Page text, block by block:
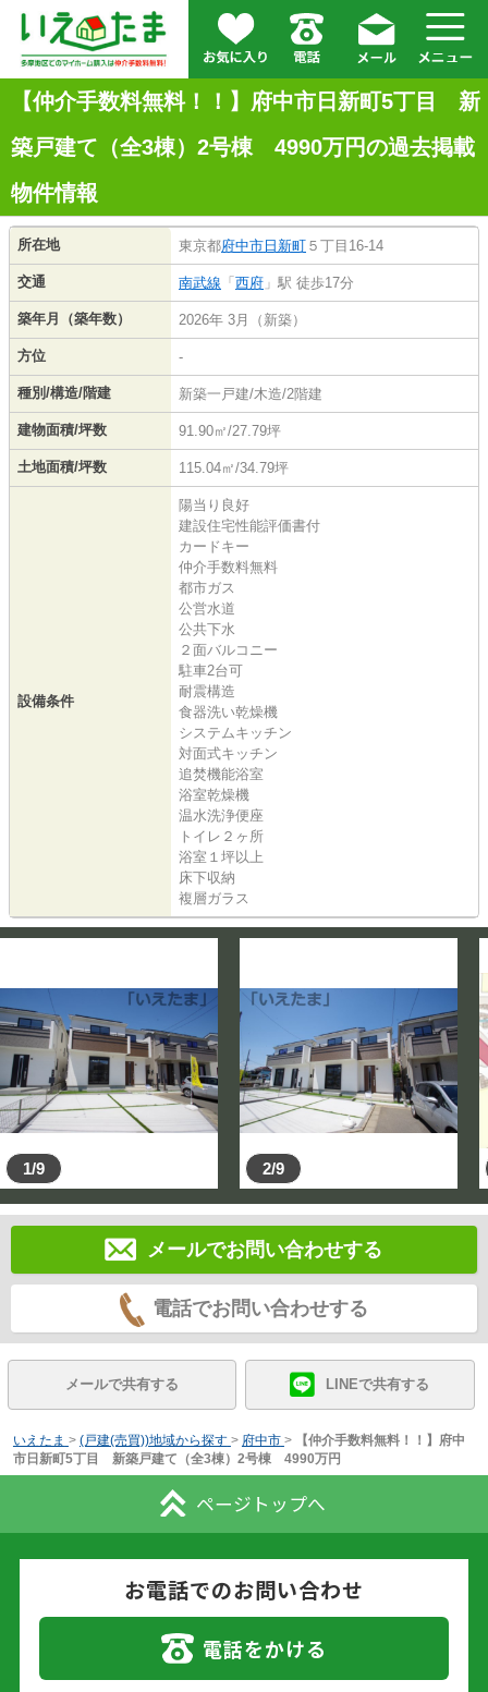
【仲介手数料無料！！】府中市日新町5丁目 新
築戸建て（全3棟）2号棟 4990万円の過去掲載
物件情報
所在地 東京都府中市 日新町 ５丁目16-14
交通 南武線 「 西府 」駅 徒歩17分
築年月（築年数） 2026年 3月（新築）
方位 -
種別/構造/階建 新築一戸建/木造/2階建
建物面積/坪数 91.90㎡/27.79坪
土地面積/坪数 115.04㎡/34.79坪
設備条件
陽当り良好
建設住宅性能評価書付
カードキー
仲介手数料無料
都市ガス
公営水道
公共下水
２面バルコニー
駐車2台可
耐震構造
食器洗い乾燥機
システムキッチン
対面式キッチン
追焚機能浴室
浴室乾燥機
温水洗浄便座
トイレ２ヶ所
浴室１坪以上
床下収納
複層ガラス
1/9 2/9
メールでお問い合わせする
電話でお問い合わせする
メールで共有する LINEで共有する
いえたま > (戸建(売買))地域から探す > 府中市 >
【仲介手数料無料！！】府中
市日新町5丁目 新築戸建て（全3棟）2号棟 4990万円
ページトップへ
お電話でのお問い合わせ
電話をかける